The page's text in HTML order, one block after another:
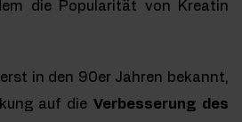
die Popularität von Kreatin
in den 90er Jahren bekannt,
auf dieVerbesserung des